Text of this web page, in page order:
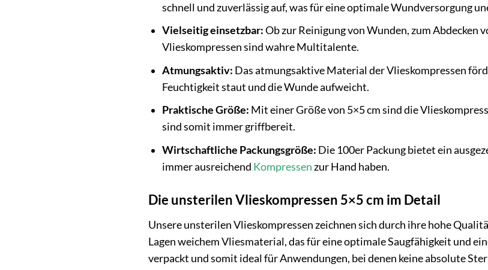
schnell und zuverlässig auf, was für eine optimale Wundversorgung
Vielseitig einsetzbar:Ob zur Reinigung von Wunden, zum Abdecken
Vlieskompressen sind wahre Multitalente.
Atmungsaktiv: Das atmungsaktive Material der Vlieskompressen
Feuchtigkeit staut und die Wunde aufweicht.
Praktische Größe: Mit einer Größe von 5×5 cm sind die
sind somit immer griffbereit.
Wirtschaftliche Packungsgröße: Die 100er Packung bietet ein
immer ausreichend Kompressenzur Hand haben.
Die unsterilen Vlieskompressen 5×5 cm im Detail
Unsere unsterilen Vlieskompressen zeichnen sich durch ihre hohe
Lagen weichem Vliesmaterial, das für eine optimale Saugfähigkeit und
verpackt und somit ideal für Anwendungen, bei denen keine absolute